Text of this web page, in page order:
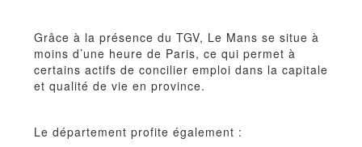
Grâce à la présence du TGV, Le Mans se situe à
moins d’une heure de Paris, ce qui permet à
certains actifs de concilier emploi dans la capitale
et qualité de vie en province.
Le département profite également :